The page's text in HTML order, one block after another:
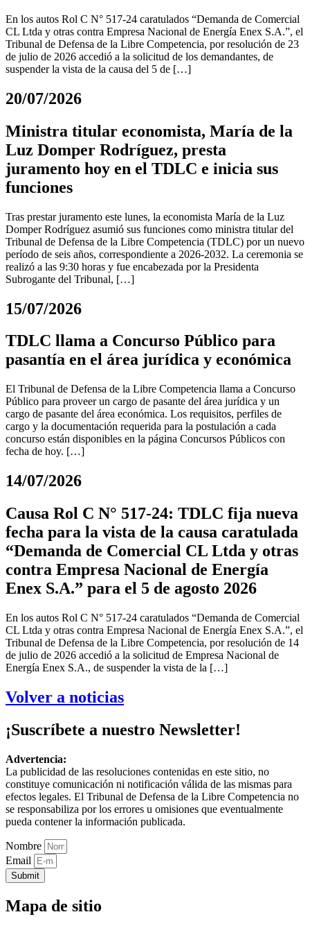
En los autos Rol C N° 517-24 caratulados “Demanda de Comercial
CL Ltda y otras contra Empresa Nacional de Energía Enex S.A.”, el
Tribunal de Defensa de la Libre Competencia, por resolución de 23
de julio de 2026 accedió a la solicitud de los demandantes, de
suspender la vista de la causa del 5 de […]
20/07/2026
Ministra titular economista, María de la
Luz Domper Rodríguez, presta
juramento hoy en el TDLC e inicia sus
funciones
Tras prestar juramento este lunes, la economista María de la Luz
Domper Rodríguez asumió sus funciones como ministra titular del
Tribunal de Defensa de la Libre Competencia (TDLC) por un nuevo
período de seis años, correspondiente a 2026-2032. La ceremonia se
realizó a las 9:30 horas y fue encabezada por la Presidenta
Subrogante del Tribunal, […]
15/07/2026
TDLC llama a Concurso Público para
pasantía en el área jurídica y económica
El Tribunal de Defensa de la Libre Competencia llama a Concurso
Público para proveer un cargo de pasante del área jurídica y un
cargo de pasante del área económica. Los requisitos, perfiles de
cargo y la documentación requerida para la postulación a cada
concurso están disponibles en la página Concursos Públicos con
fecha de hoy. […]
14/07/2026
Causa Rol C N° 517-24: TDLC fija nueva
fecha para la vista de la causa caratulada
“Demanda de Comercial CL Ltda y otras
contra Empresa Nacional de Energía
Enex S.A.” para el 5 de agosto 2026
En los autos Rol C N° 517-24 caratulados “Demanda de Comercial
CL Ltda y otras contra Empresa Nacional de Energía Enex S.A.”, el
Tribunal de Defensa de la Libre Competencia, por resolución de 14
de julio de 2026 accedió a la solicitud de Empresa Nacional de
Energía Enex S.A., de suspender la vista de la […]
Volver a noticias
¡Suscríbete a nuestro Newsletter!
Advertencia:
La publicidad de las resoluciones contenidas en este sitio, no
constituye comunicación ni notificación válida de las mismas para
efectos legales. El Tribunal de Defensa de la Libre Competencia no
se responsabiliza por los errores u omisiones que eventualmente
pueda contener la información publicada.
Nombre
Email
Submit
Mapa de sitio